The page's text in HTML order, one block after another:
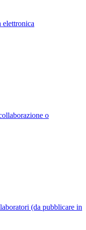
elettronica
o
(da pubblicare in